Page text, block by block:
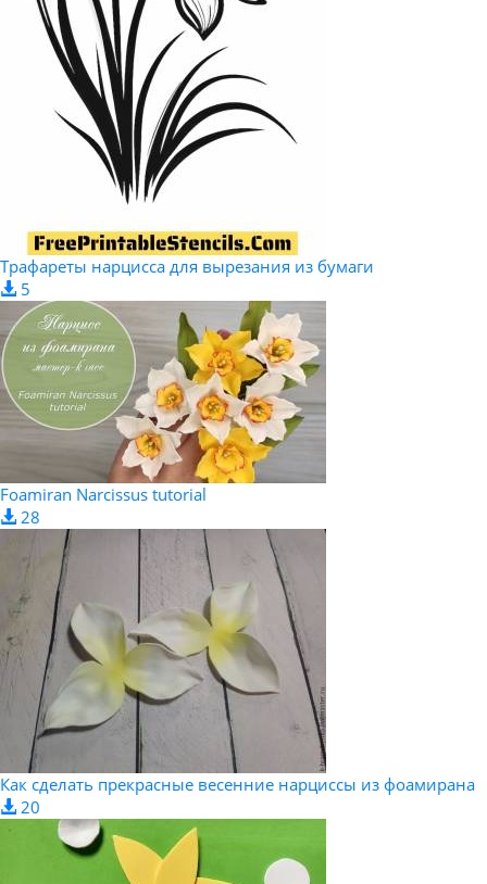
Трафареты нарцисса для вырезания из бумаги
5
Foamiran Narcissus tutorial
28
Как сделать прекрасные весенние нарциссы из фоамирана
20